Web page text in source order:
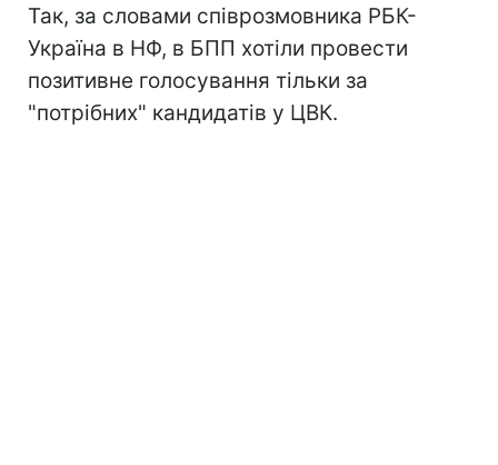
Так, за словами співрозмовника РБК-
Україна в НФ, в БПП хотіли провести
позитивне голосування тільки за
"потрібних" кандидатів у ЦВК.